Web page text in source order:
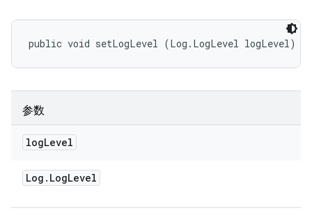
public void setLogLevel (Log.LogLevel logLevel)
参数
logLevel
Log . LogLevel